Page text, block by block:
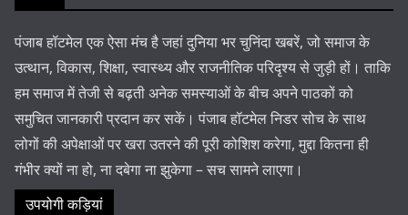
पंजाब हॉटमेल एक ऐसा मंच है जहां दुनिया भर चुनिंदा खबरें, जो समाज के
उत्थान, विकास, शिक्षा, स्वास्थ्य और राजनीतिक परिदृश्य से जुड़ी हों। ताकि
हम समाज में तेजी से बढ़ती अनेक समस्याओं के बीच अपने पाठकों को
समुचित जानकारी प्रदान कर सकें। पंजाब हॉटमेल निडर सोच के साथ
लोगों की अपेक्षाओं पर खरा उतरने की पूरी कोशिश करेगा, मुद्दा कितना ही
गंभीर क्यों ना हो, ना दबेगा ना झुकेगा – सच सामने लाएगा।
उपयोगी कड़ियां